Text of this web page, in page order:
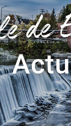
de